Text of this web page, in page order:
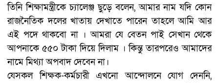
তিনি শিক্ষামন্ত্রীকে চ্যালেঞ্জ ছুড়ে বলেন, আমার নাম যদি কোন
রাজনৈতিক দলের খাতায় দেখাতে পারেন তাহলে আমি আর
এই পদে থাকবো না । আমরা যে বেতন পাই সেখান থেকে
আপনাকে ৫৫০ টাকা দিয়ে দিলাম । কিন্তু তারপরেও আমাদের
নামে মিথ্যা অপবাদ দেবেন না।
যেসকল শিক্ষক-কর্মচারী এখনো আন্দোলনে যোগ দেননি,